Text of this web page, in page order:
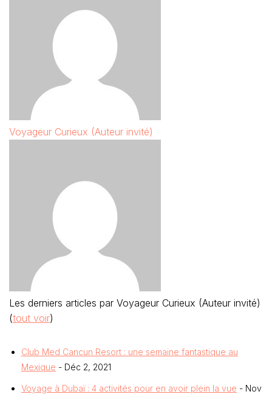
Voyageur Curieux (Auteur invité)
Les derniers articles par Voyageur Curieux (Auteur invité)
(tout voir)
Club Med Cancun Resort : une semaine fantastique au
Mexique - Déc 2, 2021
Voyage à Dubaï : 4 activités pour en avoir plein la vue - Nov